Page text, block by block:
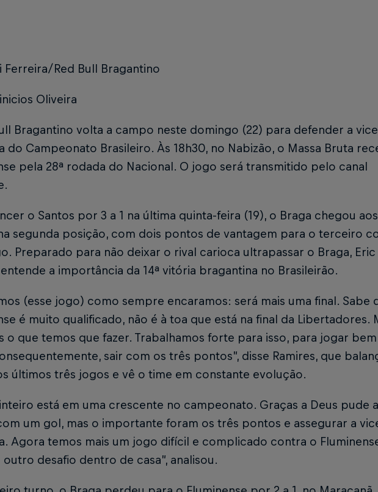
Ferreira/Red Bull Bragantino
Oliveira
Bragantino volta a campo neste domingo (22) para defender a
do Campeonato Brasileiro. Às 18h30, no Nabizão, o Massa Bruta
pela 28ª rodada do Nacional. O jogo será transmitido pelo canal
o Santos por 3 a 1 na última quinta-feira (19), o Braga chegou
segunda posição, com dois pontos de vantagem para o terceiro
Preparado para não deixar o rival carioca ultrapassar o Braga, Eric
a importância da 14ª vitória bragantina no Brasileirão.
(esse jogo) como sempre encaramos: será mais uma final. Sabe
é muito qualificado, não é à toa que está na final da Libertadores.
o que temos que fazer. Trabalhamos forte para isso, para jogar
sair com os três pontos”, disse Ramires, que
últimos três jogos e vê o time em constante evolução.
está em uma crescente no campeonato. Graças a Deus pude
um gol, mas o importante foram os três pontos e assegurar a
Agora temos mais um jogo difícil e complicado contra o
desafio dentro de casa”, analisou.